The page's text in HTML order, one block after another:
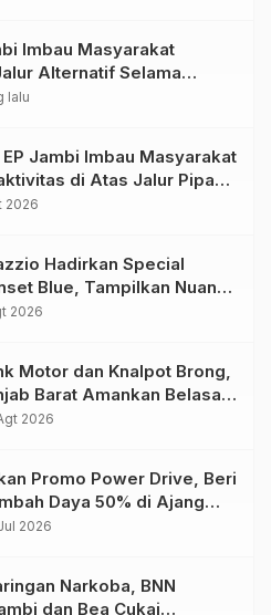
Imbau Masyarakat
Alternatif Selama
Presisi Merdeka Run
lalu
Jambi Imbau Masyarakat
di Atas Jalur Pipa
Keselamatan Bersama
2026
Hadirkan Special
Blue, Tampilkan Nuansa
yang Semakin Skena
2026
Motor dan Knalpot Brong,
Barat Amankan Belasan
2026
Promo Power Drive, Beri
Daya 50% di Ajang
2026
Narkoba, BNN
dan Bea Cukai